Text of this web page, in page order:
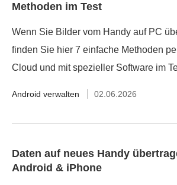
Methoden im Test
Wenn Sie Bilder vom Handy auf PC
finden Sie hier 7 einfache Methoden
Cloud und mit spezieller Software im
Android verwalten 02.06.2026
Daten auf neues Handy
Android & iPhone